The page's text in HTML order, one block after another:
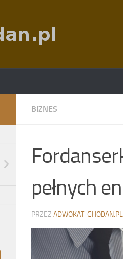
BIZNES
pełnych
PRZEZ ADWOKAT-CHODAN.PL